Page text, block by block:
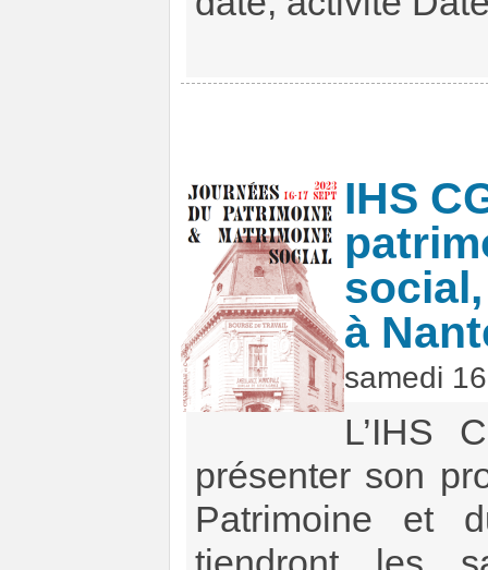
IHS
à
samedi
L’IHS
présenter son
Patrimoine et